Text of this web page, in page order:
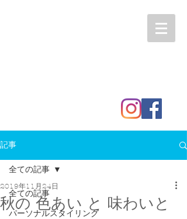
記事
全ての記事
パーソナルスタイリング
全ての記事
秋の 色あい と 味わいと
2019年11月24日